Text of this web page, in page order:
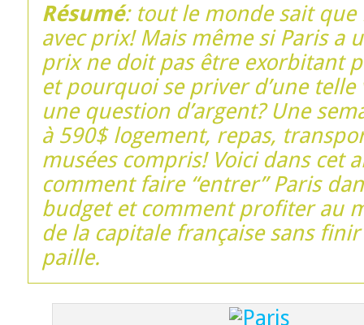
Résumé: tout le monde sait que
avec prix! Mais même si Paris a
prix ne doit pas être exorbitant
et pourquoi se priver d’une
une question d’argent? Une
à 590$ logement, repas,
musées compris! Voici dans cet
comment faire “entrer” Paris
budget et comment profiter au
de la capitale française sans
paille.